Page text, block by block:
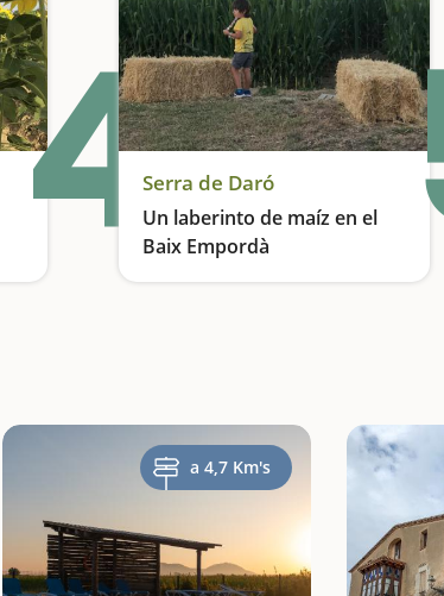
Los otros encantos naturales de la Costa Brava 4Serra de Daró
Un laberinto de maíz en el
Baix Empordà
Entramos en el laberinto de Can Pujol, un tesoro de la Costa Brava
a 4,7 Km's